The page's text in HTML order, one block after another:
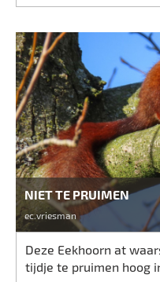
NIET TE PRUIMEN
ec.vriesman
Deze Eekhoorn at
tijdje te pruimen hoog